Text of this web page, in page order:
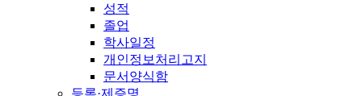
성적
졸업
학사일정
개인정보처리고지
문서양식함
등록·제증명